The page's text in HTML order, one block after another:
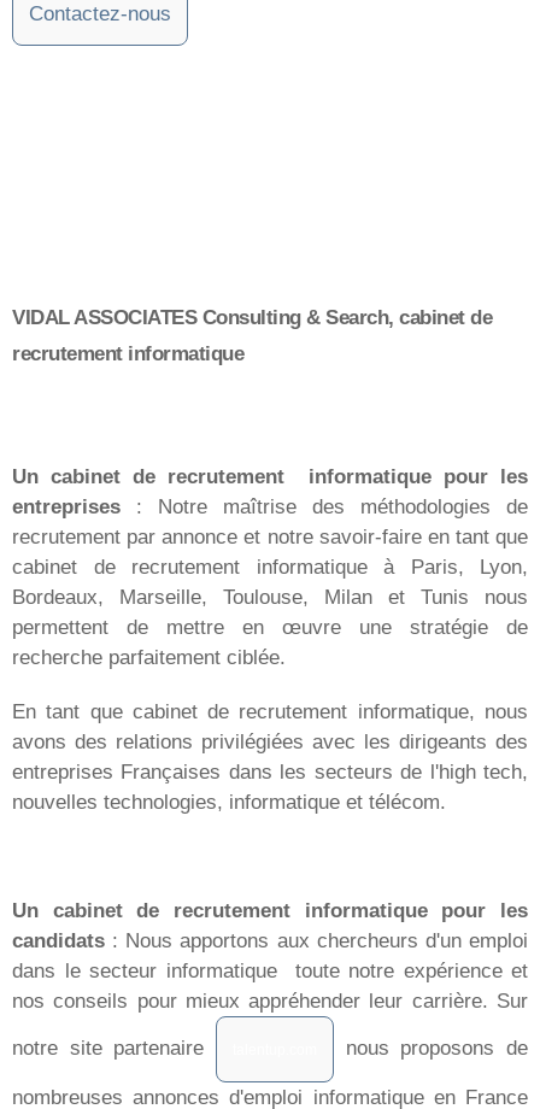
Contactez-nous
VIDAL ASSOCIATES Consulting & Search, cabinet de
recrutement informatique
Un cabinet de recrutement informatique pour les
entreprises : Notre maîtrise des méthodologies de
recrutement par annonce et notre savoir-faire en tant que
cabinet de recrutement informatique à Paris, Lyon,
Bordeaux, Marseille, Toulouse, Milan et Tunis nous
permettent de mettre en œuvre une stratégie de
recherche parfaitement ciblée.
En tant que cabinet de recrutement informatique, nous
avons des relations privilégiées avec les dirigeants des
entreprises Françaises dans les secteurs de l'high tech,
nouvelles technologies, informatique et télécom.
Un cabinet de recrutement informatique pour les
candidats : Nous apportons aux chercheurs d'un emploi
dans le secteur informatique toute notre expérience et
nos conseils pour mieux appréhender leur carrière. Sur
notre site partenaire
nous proposons de
nombreuses annonces d'emploi informatique en France